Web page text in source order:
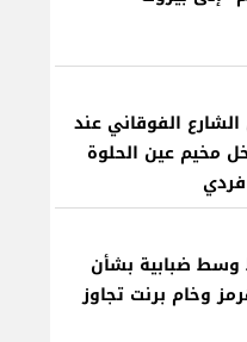
الشارع الفوقاني عند
مخيم عين الحلوة
وسط ضبابية بشأن
وخام برنت تجاوز